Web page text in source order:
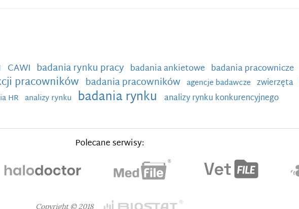
CAWI badania rynku pracy badania ankietowe badania pracownicze
pracowników badania pracowników agencje badawcze zwierzęta
HR analizy rynku badania rynku analizy rynku konkurencyjnego
Polecane serwisy:
Copyright © 2018